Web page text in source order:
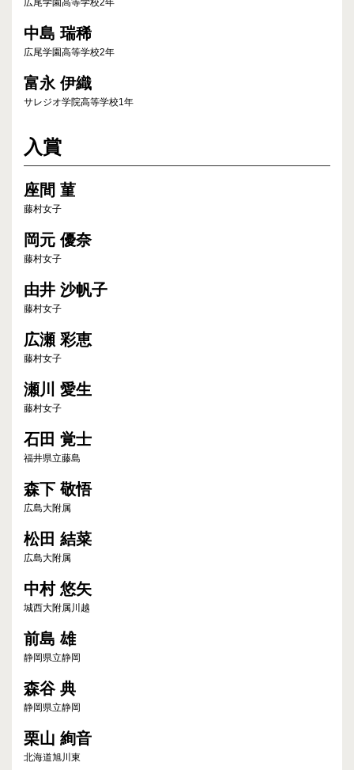
広尾学園高等学校2年
中島 瑞稀
広尾学園高等学校2年
富永 伊織
サレジオ学院高等学校1年
入賞
座間 菫
藤村女子
岡元 優奈
藤村女子
由井 沙帆子
藤村女子
広瀬 彩恵
藤村女子
瀬川 愛生
藤村女子
石田 覚士
福井県立藤島
森下 敬悟
広島大附属
松田 結菜
広島大附属
中村 悠矢
城西大附属川越
前島 雄
静岡県立静岡
森谷 典
静岡県立静岡
栗山 絢音
北海道旭川東